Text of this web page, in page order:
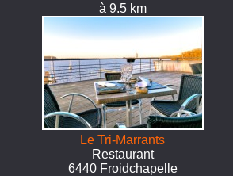
à 9.5 km
Le Tri-Marrants
Restaurant
6440 Froidchapelle